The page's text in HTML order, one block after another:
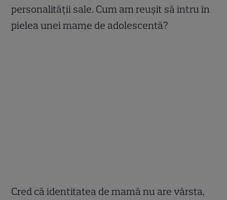
personalităţii sale. Cum am reuşit să intru în
pielea unei mame de adolescentă?
Cred că identitatea de mamă nu are vârsta,